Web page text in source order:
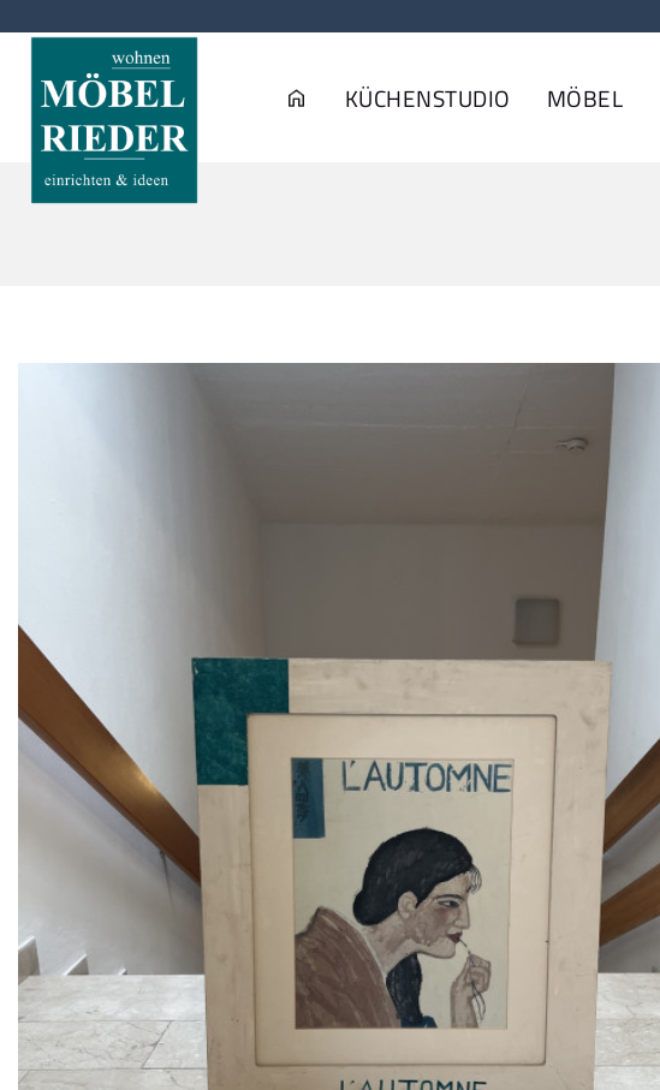
KÜCHENSTUDIO MÖBEL